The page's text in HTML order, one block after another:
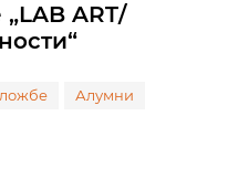
ART/
Алумни